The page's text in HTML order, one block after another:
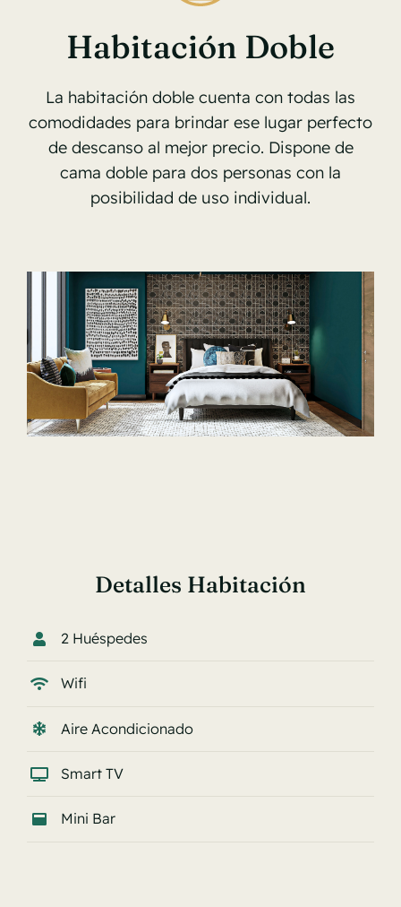
Habitación Doble
La habitación doble cuenta con todas las
comodidades para brindar ese lugar perfecto
de descanso al mejor precio. Dispone de
cama doble para dos personas con la
posibilidad de uso individual.
Detalles Habitación
2 Huéspedes
Wifi
Aire Acondicionado
Smart TV
Mini Bar